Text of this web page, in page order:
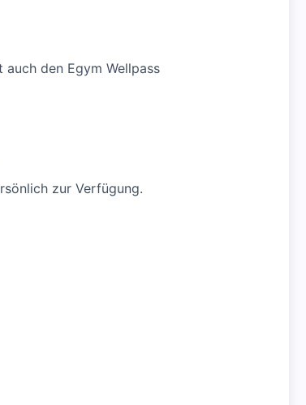
den Egym Wellpass
zur Verfügung.